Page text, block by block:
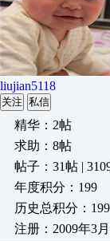
liujian5118
关注 私信
精华：2帖
求助：8帖
帖子：31帖 |
年度积分：199
历史总积分：
注册：2009年3月